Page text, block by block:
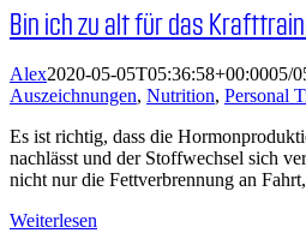
Bin ich zu alt für das
Alex2020-05-05T05:36:58+00:0005/
Auszeichnungen, Nutrition, Personal
Es ist richtig, dass die
nachlässt und der Stoffwechsel sich
nicht nur die Fettverbrennung an
Weiterlesen